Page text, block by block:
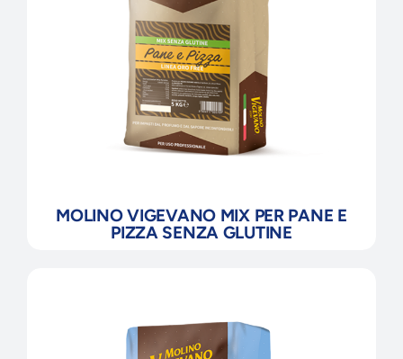
MOLINO VIGEVANO MIX PER PANE E
PIZZA SENZA GLUTINE